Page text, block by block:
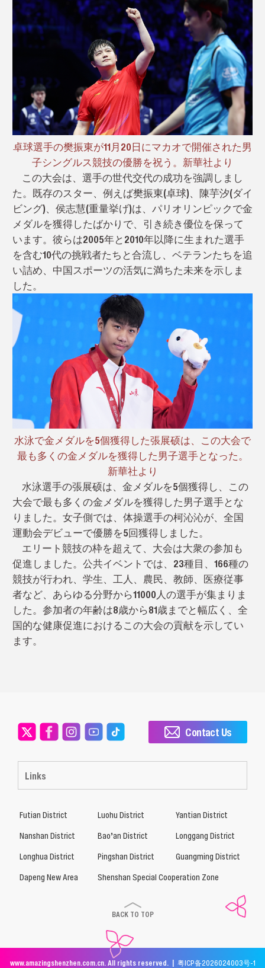
卓球選手の樊振東が11月20日にマカオで開催された男
子シングルス競技の優勝を祝う。新華社より
この大会は、選手の世代交代の成功を強調しまし
た。既存のスター、例えば樊振東(卓球)、陳芋汐(ダイ
ビング)、侯志慧(重量挙げ)は、パリオリンピックで金
メダルを獲得したばかりで、引き続き優位を保って
います。彼らは2005年と2010年以降に生まれた選手
を含む10代の挑戦者たちと合流し、ベテランたちを追
い詰め、中国スポーツの活気に満ちた未来を示しま
した。
水泳で金メダルを5個獲得した張展硕は、この大会で
最も多くの金メダルを獲得した男子選手となった。
新華社より
水泳選手の張展硕は、金メダルを5個獲得し、この
大会で最も多くの金メダルを獲得した男子選手とな
りました。女子側では、体操選手の柯沁沁が、全国
運動会デビューで優勝を5回獲得しました。
エリート競技の枠を超えて、大会は大衆の参加も
促進しました。公共イベントでは、23種目、166種の
競技が行われ、学生、工人、農民、教師、医療従事
者など、あらゆる分野から11000人の選手が集まりま
した。参加者の年齢は8歳から81歳までと幅広く、全
国的な健康促進におけるこの大会の貢献を示してい
ます。
Links
Contact Us
Futian District Luohu District
Yantian District
Nanshan District
Bao’an District
Longgang District
Longhua District
Pingshan District
Guangming District
Dapeng New Area
Shenshan Special Cooperation Zone
BACK TO TOP
www.amazingshenzhen.com.cn. All rights reserved. | 粤ICP备2026024003号-1